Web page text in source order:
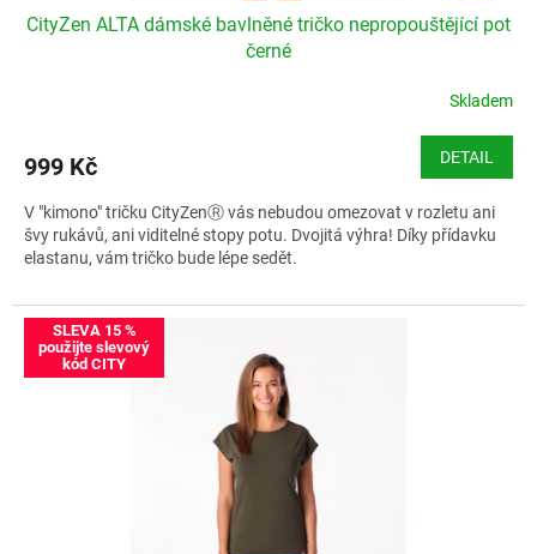
A
R
M
A
CityZen ALTA dámské bavlněné tričko nepropouštějící pot
černé
Skladem
999 Kč DETAIL
V "kimono" tričku CityZenⓇ vás nebudou omezovat v rozletu ani
švy rukávů, ani viditelné stopy potu. Dvojitá výhra! Díky přídavku
elastanu, vám tričko bude lépe sedět.
Velikostní tabulka CityZen ALTA
SLEVA 15 %
použijte slevový
kód CITY